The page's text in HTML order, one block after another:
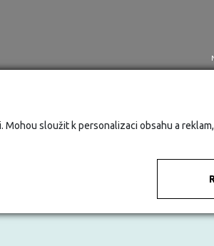
Mohou sloužit k personalizaci obsahu a